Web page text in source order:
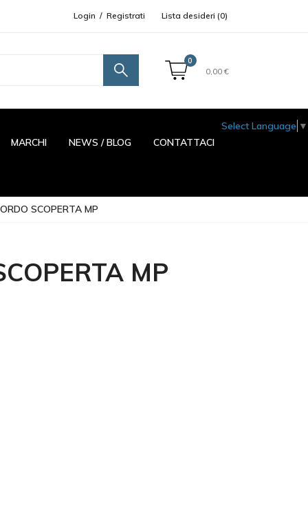
Select Language ▼
Login / Registrati Lista desideri (0)
0
0,00 €
MARCHI NEWS / BLOG CONTATTACI
SCOPERTA MP
MP